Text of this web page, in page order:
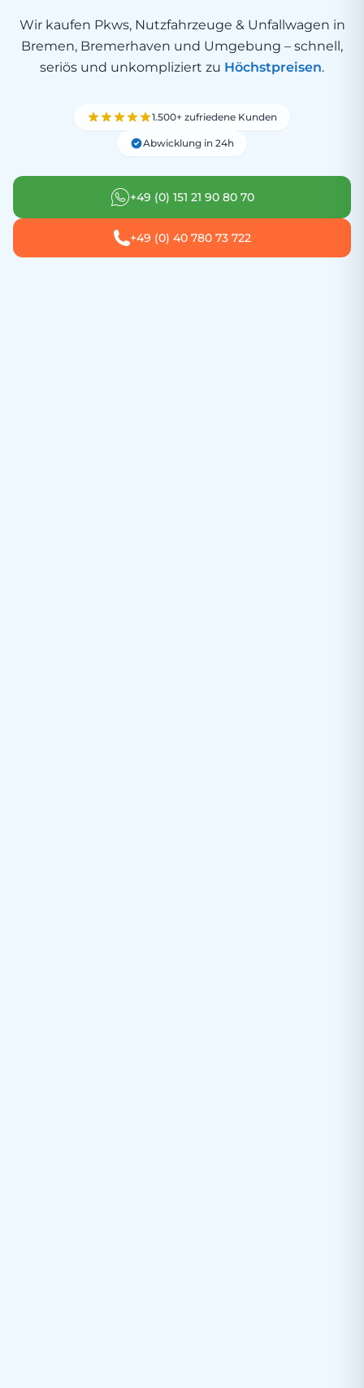
Wir kaufen Pkws, Nutzfahrzeuge & Unfallwagen in
Bremen, Bremerhaven und Umgebung – schnell,
seriös und unkompliziert zu Höchstpreisen.
1.500+ zufriedene Kunden
Abwicklung in 24h
+49 (0) 151 21 90 80 70
+49 (0) 40 780 73 722